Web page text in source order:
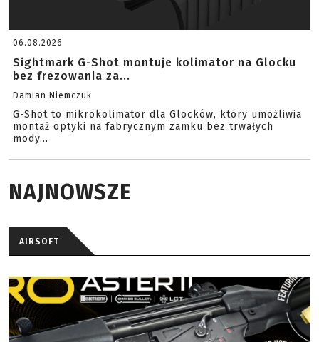
06.08.2026
Sightmark G-Shot montuje kolimator na Glocku
bez frezowania za...
Damian Niemczuk
G-Shot to mikrokolimator dla Glocków, który umożliwia
montaż optyki na fabrycznym zamku bez trwałych
mody...
NAJNOWSZE
AIRSOFT